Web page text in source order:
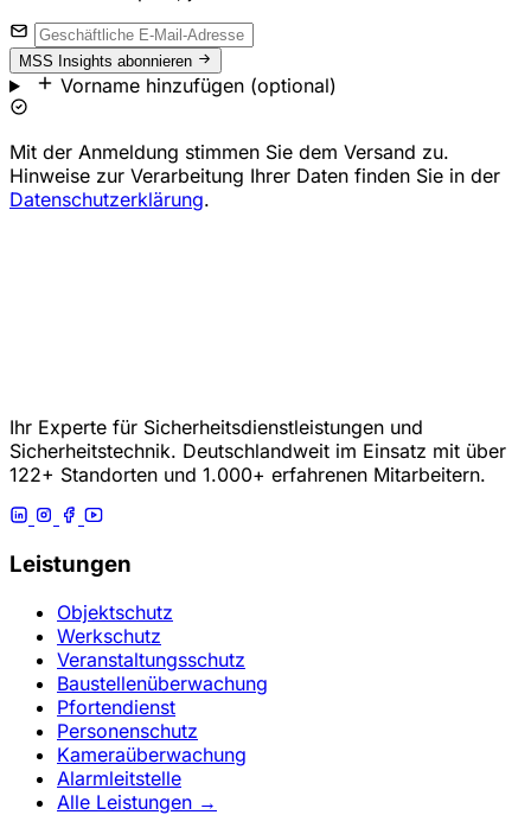
MSS Insights abonnieren
Vorname hinzufügen (optional)
Mit der Anmeldung stimmen Sie dem Versand zu.
Hinweise zur Verarbeitung Ihrer Daten finden Sie in der
Datenschutzerklärung.
Ihr Experte für Sicherheitsdienstleistungen und
Sicherheitstechnik. Deutschlandweit im Einsatz mit über
122+ Standorten und 1.000+ erfahrenen Mitarbeitern.
Leistungen
Objektschutz
Werkschutz
Veranstaltungsschutz
Baustellenüberwachung
Pfortendienst
Personenschutz
Kameraüberwachung
Alarmleitstelle
Alle Leistungen →